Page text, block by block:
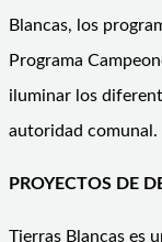
Blancas, los
Programa
iluminar los
autoridad comunal.
PROYECTOS DE
Tierras Blancas es